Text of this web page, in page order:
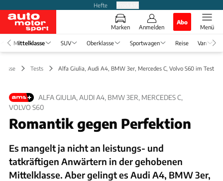
Hefte
Marken Anmelden
Abo
Menü
Mittelklasse SUV Oberklasse Sportwagen Reise Van
Tests Alfa Giulia, Audi A4, BMW 3er, Mercedes C, Volvo S60 im Test
ALFA GIULIA, AUDI A4, BMW 3ER, MERCEDES C,
VOLVO S60
Romantik gegen Perfektion
Es mangelt ja nicht an leistungs- und
tatkräftigen Anwärtern in der gehobenen
Mittelklasse. Aber gelingt es Audi A4, BMW 3er,